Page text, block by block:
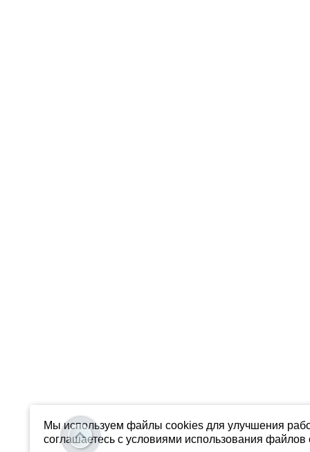
Мы используем файлы cookies для улучшения
соглашаетесь с условиями использования файлов